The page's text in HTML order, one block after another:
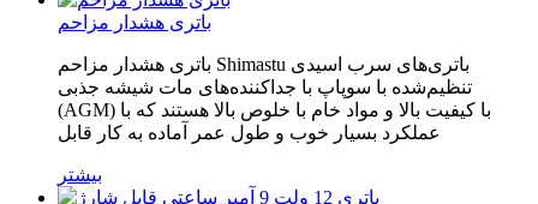
باتری هشدار مزاحم
باتری هشدار مزاحم Shimastu باتری‌های سرب اسیدی
تنظیم‌شده با سوپاپ با جداکننده‌های مات شیشه جذبی
(AGM) با کیفیت بالا و مواد خام با خلوص بالا هستند که با
عملکرد بسیار خوب و طول عمر آماده به کار قابل
بیشتر